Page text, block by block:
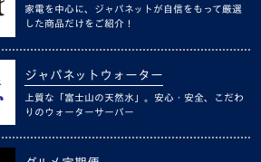
家電を中心に、ジャパネットが自信をもって厳選
した商品だけをご紹介！
ジャパネットウォーター
上質な「富士山の天然水」。安心・安全、こだわ
りのウォーターサーバー